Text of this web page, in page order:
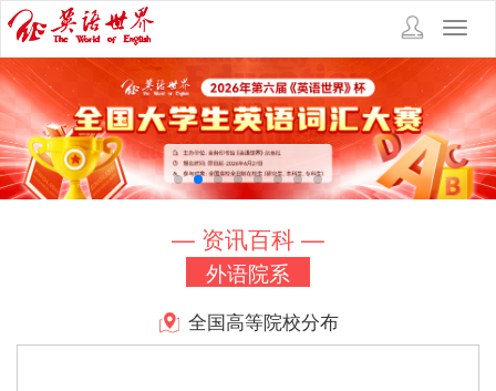
— 资讯百科 —
外语院系
全国高等院校分布